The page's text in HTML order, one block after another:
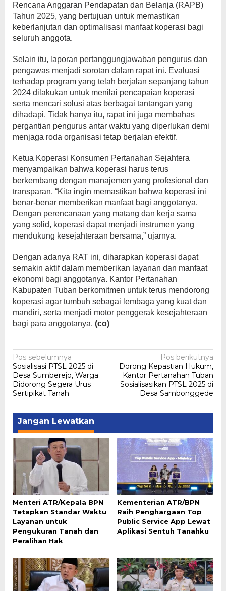
Rencana Anggaran Pendapatan dan Belanja (RAPB)
Tahun 2025, yang bertujuan untuk memastikan
keberlanjutan dan optimalisasi manfaat koperasi bagi
seluruh anggota.
Selain itu, laporan pertanggungjawaban pengurus dan
pengawas menjadi sorotan dalam rapat ini. Evaluasi
terhadap program yang telah berjalan sepanjang tahun
2024 dilakukan untuk menilai pencapaian koperasi
serta mencari solusi atas berbagai tantangan yang
dihadapi. Tidak hanya itu, rapat ini juga membahas
pergantian pengurus antar waktu yang diperlukan demi
menjaga roda organisasi tetap berjalan efektif.
Ketua Koperasi Konsumen Pertanahan Sejahtera
menyampaikan bahwa koperasi harus terus
berkembang dengan manajemen yang profesional dan
transparan. “Kita ingin memastikan bahwa koperasi ini
benar-benar memberikan manfaat bagi anggotanya.
Dengan perencanaan yang matang dan kerja sama
yang solid, koperasi dapat menjadi instrumen yang
mendukung kesejahteraan bersama,” ujarnya.
Dengan adanya RAT ini, diharapkan koperasi dapat
semakin aktif dalam memberikan layanan dan manfaat
ekonomi bagi anggotanya. Kantor Pertanahan
Kabupaten Tuban berkomitmen untuk terus mendorong
koperasi agar tumbuh sebagai lembaga yang kuat dan
mandiri, serta menjadi motor penggerak kesejahteraan
bagi para anggotanya. (co)
Navigasi
pos
Pos sebelumnya
Sosialisasi PTSL 2025 di
Desa Sumberejo, Warga
Didorong Segera Urus
Sertipikat Tanah
Pos berikutnya
Dorong Kepastian Hukum,
Kantor Pertanahan Tuban
Sosialisasikan PTSL 2025 di
Desa Sambonggede
Jangan Lewatkan
Menteri ATR/Kepala BPN
Tetapkan Standar Waktu
Layanan untuk
Pengukuran Tanah dan
Peralihan Hak
Kementerian ATR/BPN
Raih Penghargaan Top
Public Service App Lewat
Aplikasi Sentuh Tanahku